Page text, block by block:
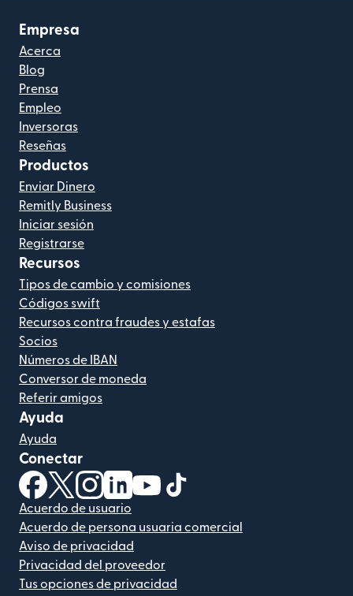
Empresa
Acerca
Blog
Prensa
Empleo
Inversoras
Reseñas
Productos
Enviar Dinero
Remitly Business
Iniciar sesión
Registrarse
Recursos
Tipos de cambio y comisiones
Códigos swift
Recursos contra fraudes y estafas
Socios
Números de IBAN
Conversor de moneda
Referir amigos
Ayuda
Ayuda
Conectar
(se abre en una ventana nueva)
(se abre en una ventana nueva)
(se abre en una ventana nueva)
(se abre en una ventana nueva)
(se abre en una ventana nueva)
Acuerdo de usuario
Acuerdo de persona usuaria comercial
Aviso de privacidad
Privacidad del proveedor
Tus opciones de privacidad